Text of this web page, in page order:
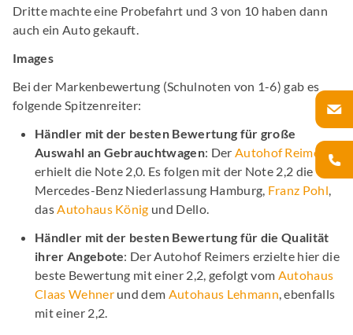
Dritte machte eine Probefahrt und 3 von 10 haben dann
auch ein Auto gekauft.
Images
Bei der Markenbewertung (Schulnoten von 1-6) gab es
folgende Spitzenreiter:
Händler mit der besten Bewertung für große
Auswahl an Gebrauchtwagen: Der Autohof Reimers
erhielt die Note 2,0. Es folgen mit der Note 2,2 die
Mercedes-Benz Niederlassung Hamburg, Franz Pohl,
dasAutohaus König und Dello.
Händler mit der besten Bewertung für die Qualität
ihrer Angebote: Der Autohof Reimers erzielte hier die
beste Bewertung mit einer 2,2, gefolgt vom Autohaus
Claas Wehnerund dem Autohaus Lehmann, ebenfalls
mit einer 2,2.